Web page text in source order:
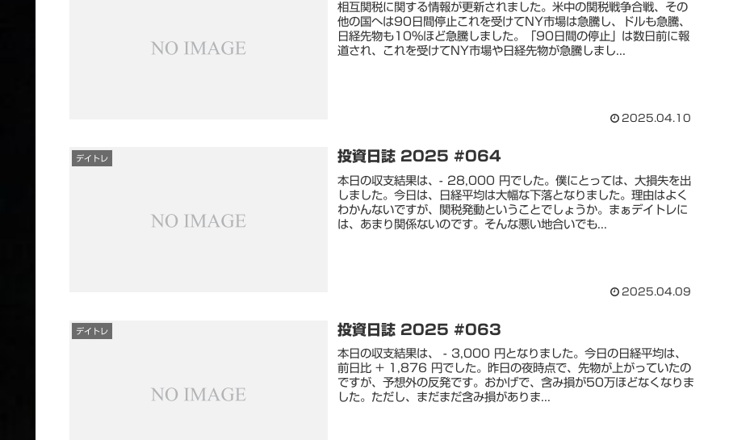
相互関税に関する情報が更新されました。米中の関税戦争合戦、その
他の国へは90日間停止これを受けてNY市場は急騰し、ドルも急騰、
日経先物も10%ほど急騰しました。「90日間の停止」は数日前に報
道され、これを受けてNY市場や日経先物が急騰しまし...
2025.04.10
デイトレ 投資日誌 2025 #064
本日の収支結果は、- 28,000 円でした。僕にとっては、大損失を出
しました。今日は、日経平均は大幅な下落となりました。理由はよく
わかんないですが、関税発動ということでしょうか。まぁデイトレに
は、あまり関係ないのです。そんな悪い地合いでも...
2025.04.09
デイトレ 投資日誌 2025 #063
本日の収支結果は、 - 3,000 円となりました。今日の日経平均は、
前日比 + 1,876 円でした。昨日の夜時点で、先物が上がっていたの
ですが、予想外の反発です。おかげで、含み損が50万ほどなくなりま
した。ただし、まだまだ含み損がありま...